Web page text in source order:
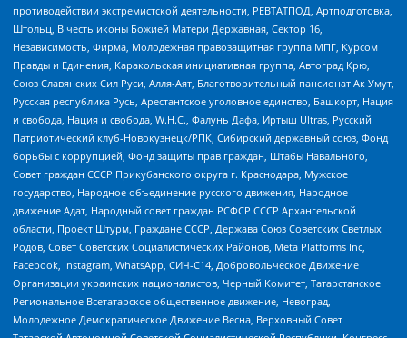
противодействии экстремистской деятельности, РЕВТАТПОД, Артподготовка,
Штольц, В честь иконы Божией Матери Державная, Сектор 16,
Независимость, Фирма, Молодежная правозащитная группа МПГ, Курсом
Правды и Единения, Каракольская инициативная группа, Автоград Крю,
Союз Славянских Сил Руси, Алля-Аят, Благотворительный пансионат Ак Умут,
Русская республика Русь, Арестантское уголовное единство, Башкорт, Нация
и свобода, Нация и свобода, W.H.С., Фалунь Дафа, Иртыш Ultras, Русский
Патриотический клуб-Новокузнецк/РПК, Сибирский державный союз, Фонд
борьбы с коррупцией, Фонд защиты прав граждан, Штабы Навального,
Совет граждан СССР Прикубанского округа г. Краснодара, Мужское
государство, Народное объединение русского движения, Народное
движение Адат, Народный совет граждан РСФСР СССР Архангельской
области, Проект Штурм, Граждане СССР, Держава Союз Советских Светлых
Родов, Совет Советских Социалистических Районов, Meta Platforms Inc,
Facebook, Instagram, WhatsApp, СИЧ-С14, Добровольческое Движение
Организации украинских националистов, Черный Комитет, Татарстанское
Региональное Всетатарское общественное движение, Невоград,
Молодежное Демократическое Движение Весна, Верховный Совет